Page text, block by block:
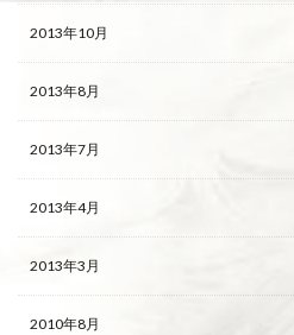
2013年10月
2013年8月
2013年7月
2013年4月
2013年3月
2010年8月